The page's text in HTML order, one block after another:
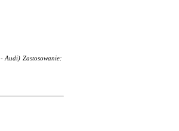
Audi) Zastosowanie: